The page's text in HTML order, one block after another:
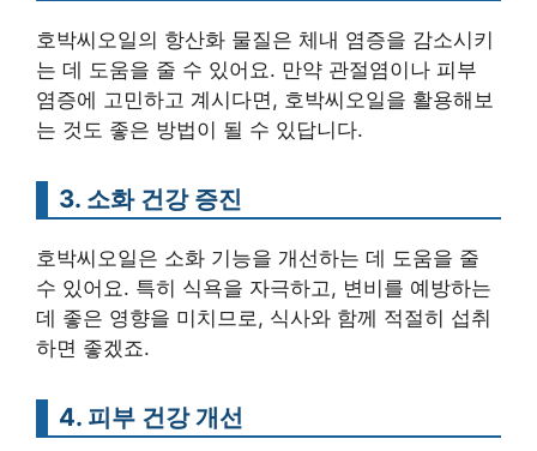
호박씨오일의 항산화 물질은 체내 염증을 감소시키
는 데 도움을 줄 수 있어요. 만약 관절염이나 피부
염증에 고민하고 계시다면, 호박씨오일을 활용해보
는 것도 좋은 방법이 될 수 있답니다.
3. 소화 건강 증진
호박씨오일은 소화 기능을 개선하는 데 도움을 줄
수 있어요. 특히 식욕을 자극하고, 변비를 예방하는
데 좋은 영향을 미치므로, 식사와 함께 적절히 섭취
하면 좋겠죠.
4. 피부 건강 개선